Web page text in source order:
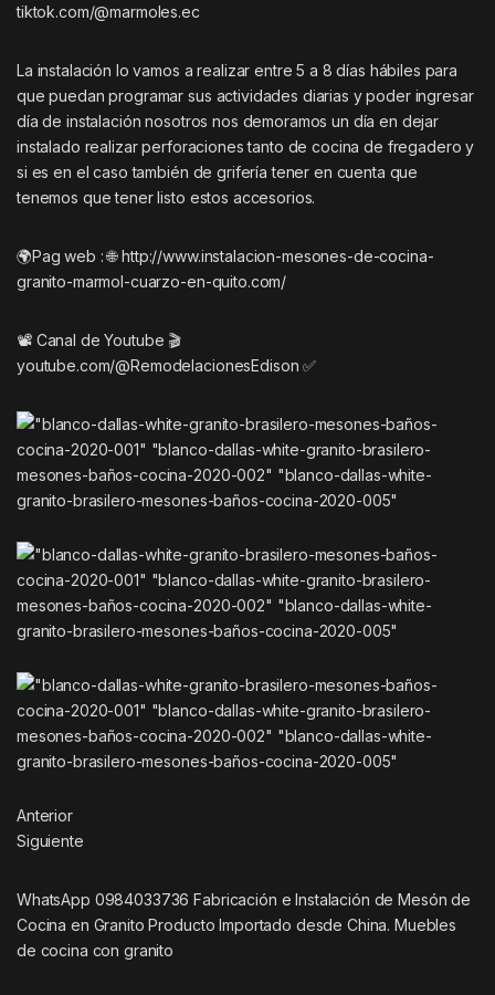
tiktok.com/@marmoles.ec
La instalación lo vamos a realizar entre 5 a 8 días hábiles para
que puedan programar sus actividades diarias y poder ingresar
día de instalación nosotros nos demoramos un día en dejar
instalado realizar perforaciones tanto de cocina de fregadero y
si es en el caso también de grifería tener en cuenta que
tenemos que tener listo estos accesorios.
🌍Pag web : 🌐http://www.instalacion-mesones-de-cocina-
granito-marmol-cuarzo-en-quito.com/
📽️ Canal de Youtube 🎬
youtube.com/@RemodelacionesEdison ✅
Anterior
Siguiente
WhatsApp 0984033736 Fabricación e Instalación de Mesón de
Cocina en Granito Producto Importado desde China. Muebles
de cocina con granito